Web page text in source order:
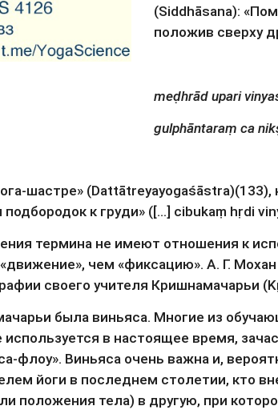
(Siddhāsana):
положив сверху
meḍhrād upari
gulphāntaraṃ ca
шастре»
к груди» ([…] cibukaṃ hṛdi
термина не имеют отношения к
чем «фиксацию». А. Г.
своего учителя Кришнамачарьи
была виньяса. Многие из
в настоящее время,
флоу». Виньяса очень важна и,
йоги в последнем столетии, кто
положения тела) в другую, при